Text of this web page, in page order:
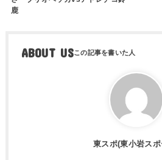
鹿
ABOUT US
東スポ(東小岩スポ